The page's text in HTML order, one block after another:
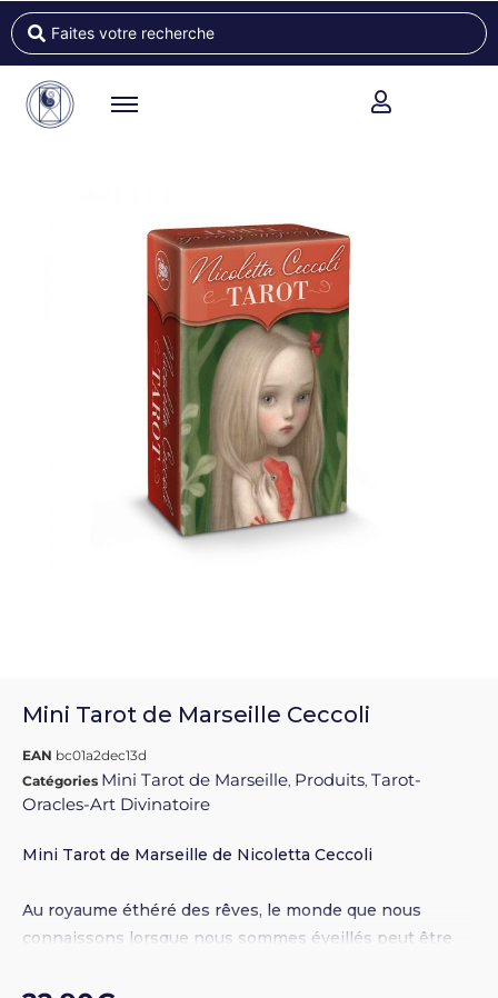
Mini Tarot de Marseille Ceccoli
EAN bc01a2dec13d
Catégories Mini Tarot de Marseille, Produits, Tarot-
Oracles-Art Divinatoire
Mini Tarot de Marseille de Nicoletta Ceccoli
Au royaume éthéré des rêves, le monde que nous
connaissons lorsque nous sommes éveillés peut être
qui volent et de la nourriture qui parle, tandis que les